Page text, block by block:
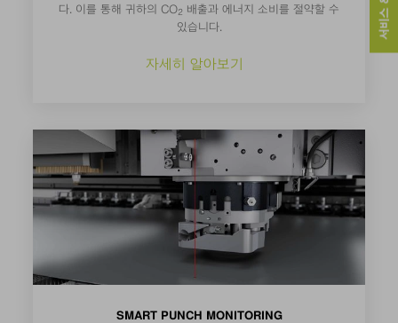
다. 이를 통해 귀하의 CO2 배출과 에너지 소비를 절약할 수
있습니다.
자세히 알아보기
SMART PUNCH MONITORING